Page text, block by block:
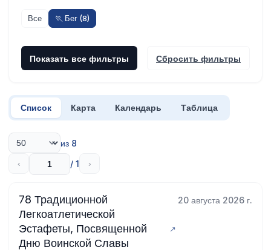
Все 🏃 Бег (8)
Показать все фильтры Сбросить фильтры
Список Карта Календарь Таблица
из 8
‹ / 1 ›
78 Традиционной
Легкоатлетической
Эстафеты, Посвященной
Дню Воинской Славы
20 августа 2026 г.